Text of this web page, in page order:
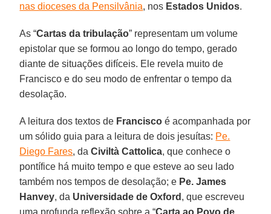
nas dioceses da Pensilvânia, nos Estados Unidos.
As “Cartas da tribulação” representam um volume
epistolar que se formou ao longo do tempo, gerado
diante de situações difíceis. Ele revela muito de
Francisco e do seu modo de enfrentar o tempo da
desolação.
A leitura dos textos de Francisco é acompanhada por
um sólido guia para a leitura de dois jesuítas: Pe.
Diego Fares, daCiviltà Cattolica, que conhece o
pontífice há muito tempo e que esteve ao seu lado
também nos tempos de desolação; e Pe. James
Hanvey, da Universidade de Oxford , que escreveu
uma profunda reflexão sobre a “Carta ao Povo de